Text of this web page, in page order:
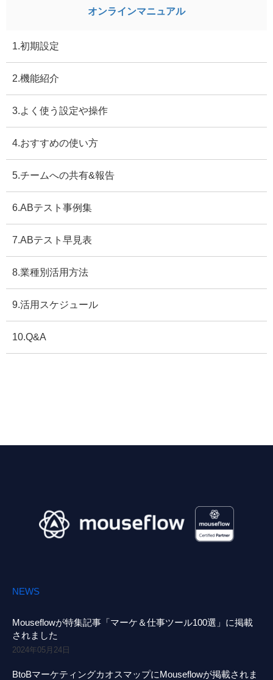
オンラインマニュアル
1.初期設定
2.機能紹介
3.よく使う設定や操作
4.おすすめの使い方
5.チームへの共有&報告
6.ABテスト事例集
7.ABテスト早見表
8.業種別活用方法
9.活用スケジュール
10.Q&A
NEWS
Mouseflowが特集記事「マーケ＆仕事ツール100選」に掲載
されました
2024年05月24日
BtoBマーケティングカオスマップにMouseflowが掲載されま